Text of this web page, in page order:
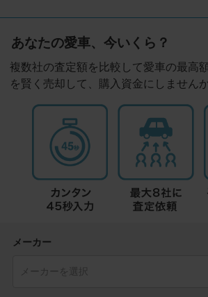
あなたの愛車、今いくら？
複数社の査定額を比較して愛車の最高
を賢く売却して、購入資金にしません
メーカー